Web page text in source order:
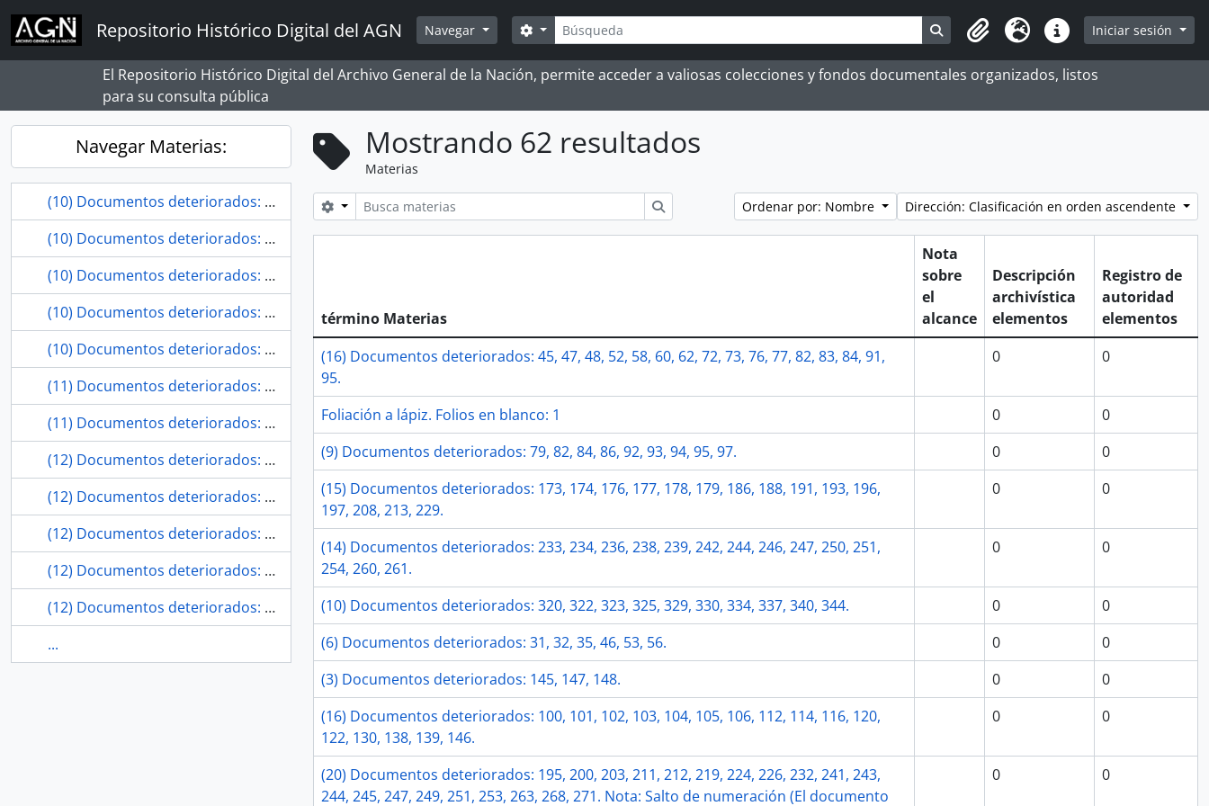
Skip to main content
Repositorio Histórico Digital del AGN Navegar Búsqueda
Search options Search in browse page
Portapapeles
Idioma Enlaces rápidos
Iniciar sesión
El Repositorio Histórico Digital del Archivo General de la Nación, permite acceder a valiosas colecciones y fondos documentales organizados, listos
para su consulta pública
Navegar Materias:
(10) Documentos deteriorados: 1, 4, 5, 17, 19, 29, 34, 21, 22, 25.
(10) Documentos deteriorados: 2, 5,9, 11, 21, 22, 41, 59, 75, 80.
(10) Documentos deteriorados: 25, 27, 28, 30, 31, 32 34, 35, 37, 38.
(10) Documentos deteriorados: 3, 4, 8, 9, 12, 13, 15, 17, 20, 22.
(10) Documentos deteriorados: 320, 322, 323, 325, 329, 330, 334, 337, 340, 344.
(11) Documentos deteriorados: 1, 4, 5, 15, 18, 19, 20, 22, 23, 26, 28.
(11) Documentos deteriorados: 105, 109, 112, 118, 120, 124, 129, 134, 138, 140, 142.
(12) Documentos deteriorados: 2, 5, 8, 10, 11, 12, 14, 19, 35, 41, 42, 44.
(12) Documentos deteriorados: 144, 146, 147, 148, 150, 151, 153, 155, 161, 164, 166, 167.
(12) Documentos deteriorados: 155, 156, 158, 163, 164, 166, 176, 177, 178, 181, 183, 188.
(12) Documentos deteriorados: 504, 507, 510, 511, 514, 515, 522, 528, 529, 534, 535, 536.
(12) Documentos deteriorados: 53, 55, 59, 60, 61, 63, 68, 69, 73, 78, 79, 81.
...
Mostrando 62 resultados
Materias
Search options Ordenar por: Nombre Dirección: Clasificación en orden ascendente
término Materias
Nota
sobre
el
alcance
Descripción
archivística
elementos
Registro de
autoridad
elementos
(16) Documentos deteriorados: 45, 47, 48, 52, 58, 60, 62, 72, 73, 76, 77, 82, 83, 84, 91,
95.
0 0
Foliación a lápiz. Folios en blanco: 1 0
0
(9) Documentos deteriorados: 79, 82, 84, 86, 92, 93, 94, 95, 97.
0
0
(15) Documentos deteriorados: 173, 174, 176, 177, 178, 179, 186, 188, 191, 193, 196,
197, 208, 213, 229.
0 0
(14) Documentos deteriorados: 233, 234, 236, 238, 239, 242, 244, 246, 247, 250, 251,
254, 260, 261.
0 0
(10) Documentos deteriorados: 320, 322, 323, 325, 329, 330, 334, 337, 340, 344. 0
0
(6) Documentos deteriorados: 31, 32, 35, 46, 53, 56.
0
0
(3) Documentos deteriorados: 145, 147, 148.
0
0
(16) Documentos deteriorados: 100, 101, 102, 103, 104, 105, 106, 112, 114, 116, 120,
122, 130, 138, 139, 146.
0 0
(20) Documentos deteriorados: 195, 200, 203, 211, 212, 219, 224, 226, 232, 241, 243,
244, 245, 247, 249, 251, 253, 263, 268, 271. Nota: Salto de numeración (El documento
0 0